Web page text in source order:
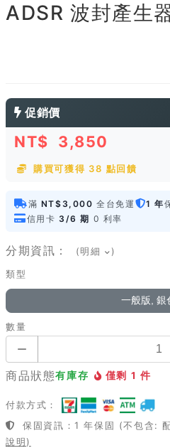
ADSR 波封產生
促銷價
NT$ 3,850
購買可獲得 38 點回饋
滿 NT$3,000 全台免運 1 年
信用卡 3/6 期 0 利率
分期資訊： (明細 )
類型
一般版, 銀
數量
商品狀態有庫存 僅剩 1 件
付款方式：
保固資訊：1 年保固 (不包含:
說明)